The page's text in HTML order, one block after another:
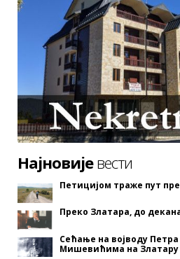
Најновијевести
Петицијом траже пут
Преко Златара, до
Сећање на војводу Петра
Мишевићима на Златару